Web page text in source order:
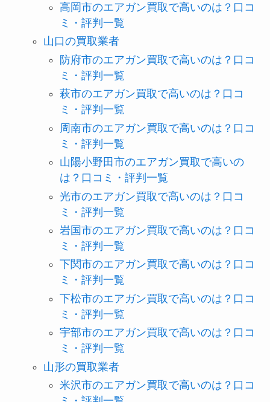
高岡市のエアガン買取で高いのは？口コ
ミ・評判一覧
山口の買取業者
防府市のエアガン買取で高いのは？口コ
ミ・評判一覧
萩市のエアガン買取で高いのは？口コ
ミ・評判一覧
周南市のエアガン買取で高いのは？口コ
ミ・評判一覧
山陽小野田市のエアガン買取で高いの
は？口コミ・評判一覧
光市のエアガン買取で高いのは？口コ
ミ・評判一覧
岩国市のエアガン買取で高いのは？口コ
ミ・評判一覧
下関市のエアガン買取で高いのは？口コ
ミ・評判一覧
下松市のエアガン買取で高いのは？口コ
ミ・評判一覧
宇部市のエアガン買取で高いのは？口コ
ミ・評判一覧
山形の買取業者
米沢市のエアガン買取で高いのは？口コ